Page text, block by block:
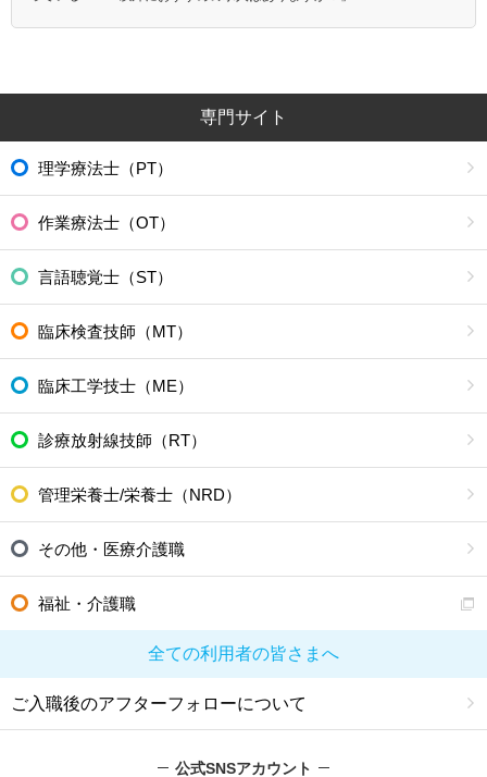
専門サイト
理学療法士（PT）
作業療法士（OT）
言語聴覚士（ST）
臨床検査技師（MT）
臨床工学技士（ME）
診療放射線技師（RT）
管理栄養士/栄養士（NRD）
その他・医療介護職
福祉・介護職
全ての利用者の皆さまへ
ご入職後のアフターフォローについて
公式SNSアカウント